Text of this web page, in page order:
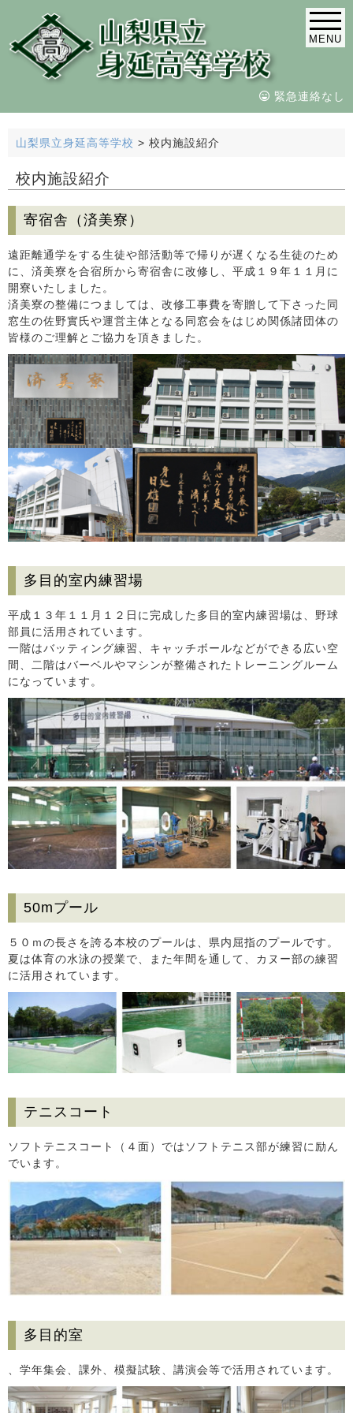
MENU
緊急連絡なし
山梨県立身延高等学校 > 校内施設紹介
校内施設紹介
寄宿舎（済美寮）
遠距離通学をする生徒や部活動等で帰りが遅くなる生徒のため
に、済美寮を合宿所から寄宿舎に改修し、平成１９年１１月に
開寮いたしました。
済美寮の整備につましては、改修工事費を寄贈して下さった同
窓生の佐野實氏や運営主体となる同窓会をはじめ関係諸団体の
皆様のご理解とご協力を頂きました。
多目的室内練習場
平成１３年１１月１２日に完成した多目的室内練習場は、野球
部員に活用されています。
一階はバッティング練習、キャッチボールなどができる広い空
間、二階はバーベルやマシンが整備されたトレーニングルーム
になっています。
50mプール
５０ｍの長さを誇る本校のプールは、県内屈指のプールです。
夏は体育の水泳の授業で、また年間を通して、カヌー部の練習
に活用されています。
テニスコート
ソフトテニスコート（４面）ではソフトテニス部が練習に励ん
でいます。
多目的室
、学年集会、課外、模擬試験、講演会等で活用されています。